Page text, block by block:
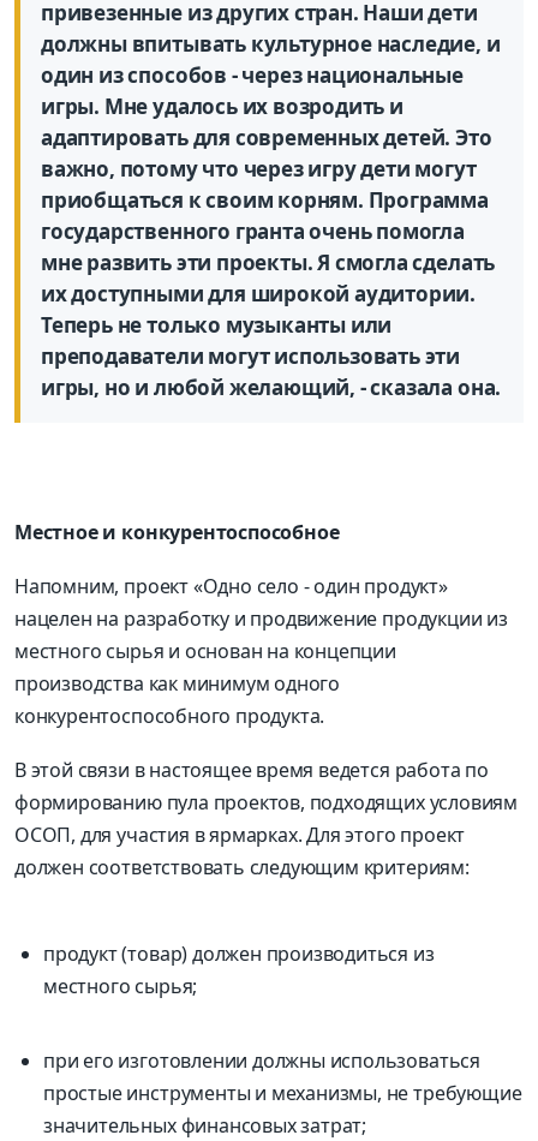
привезенные из других стран. Наши дети
должны впитывать культурное наследие, и
один из способов - через национальные
игры. Мне удалось их возродить и
адаптировать для современных детей. Это
важно, потому что через игру дети могут
приобщаться к своим корням. Программа
государственного гранта очень помогла
мне развить эти проекты. Я смогла сделать
их доступными для широкой аудитории.
Теперь не только музыканты или
преподаватели могут использовать эти
игры, но и любой желающий, - сказала она.
Местное и конкурентоспособное
Напомним, проект «Одно село - один продукт»
нацелен на разработку и продвижение продукции из
местного сырья и основан на концепции
производства как минимум одного
конкурентоспособного продукта.
В этой связи в настоящее время ведется работа по
формированию пула проектов, подходящих условиям
ОСОП, для участия в ярмарках. Для этого проект
должен соответствовать следующим критериям:
продукт (товар) должен производиться из
местного сырья;
при его изготовлении должны использоваться
простые инструменты и механизмы, не требующие
значительных финансовых затрат;